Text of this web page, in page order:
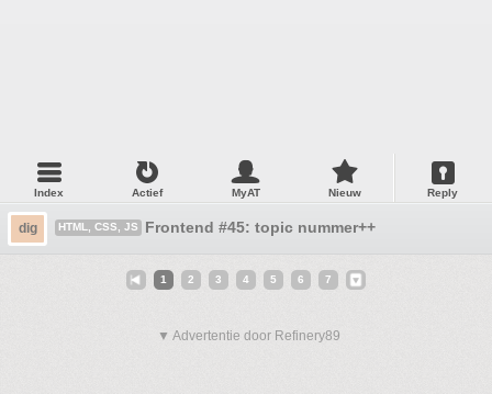
Index Actief MyAT Nieuw Reply
dig HTML, CSS, JS Frontend #45: topic nummer++
1 2 3 4 5 6 7
▼ Advertentie door Refinery89